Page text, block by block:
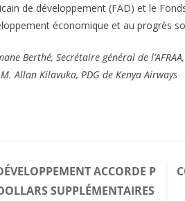
de développement (FAD) et le
économique et au progrès
Berthé, Secrétaire général de
Allan Kilavuka, PDG de Kenya Airways
ACCORDE P
SUPPLÉMENTAIRES